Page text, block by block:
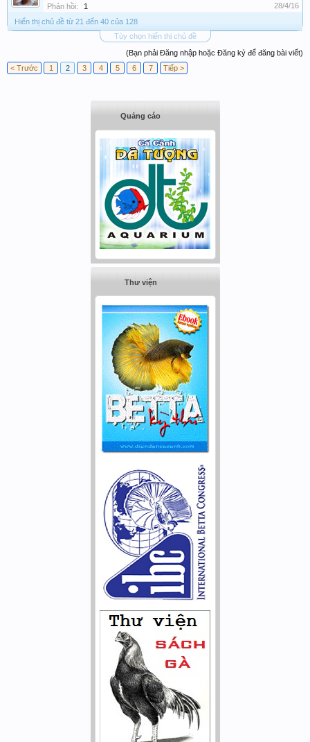
Phản hồi:
1
28/4/16
Hiển thị chủ đề từ 21 đến 40 của 128
Tùy chọn hiển thị chủ đề
(Bạn phải Đăng nhập hoặc Đăng ký để đăng bài viết)
< Trước
1 2 3 4 5 6 7 Tiếp >
Quảng cáo
Thư viện